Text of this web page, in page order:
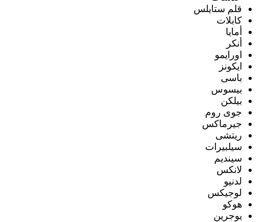
قلم ستايلس
كابلات
أمايا
أنكر
اورايمو
ايكونز
باسى
بيسوس
بيلكن
جوى روم
جيرماكس
ريتشى
سيلبيرات
سينديم
لانكس
لدنيو
لوجيكس
هوكو
يوجرين